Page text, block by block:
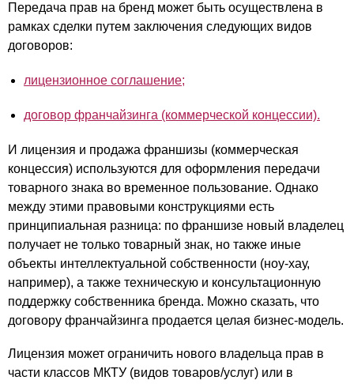
Передача прав на бренд может быть осуществлена в
рамках сделки путем заключения следующих видов
договоров:
лицензионное соглашение;
договор франчайзинга (коммерческой концессии).
И лицензия и продажа франшизы (коммерческая
концессия) используются для оформления передачи
товарного знака во временное пользование. Однако
между этими правовыми конструкциями есть
принципиальная разница: по франшизе новый владелец
получает не только товарный знак, но также иные
объекты интеллектуальной собственности (ноу-хау,
например), а также техническую и консультационную
поддержку собственника бренда. Можно сказать, что
договору франчайзинга продается целая бизнес-модель.
Лицензия может ограничить нового владельца прав в
части классов МКТУ (видов товаров/услуг) или в